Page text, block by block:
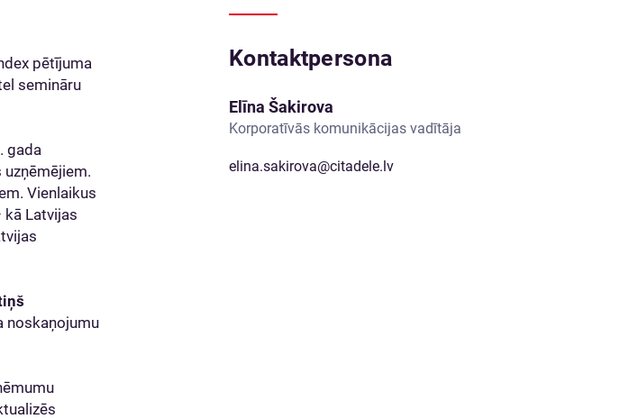
pētījuma
semināru
gada
Vienlaikus
kā Latvijas
noskaņojumu
Kontaktpersona
Elīna Šakirova
Korporatīvās komunikācijas vadītāja
elina.sakirova@citadele.lv